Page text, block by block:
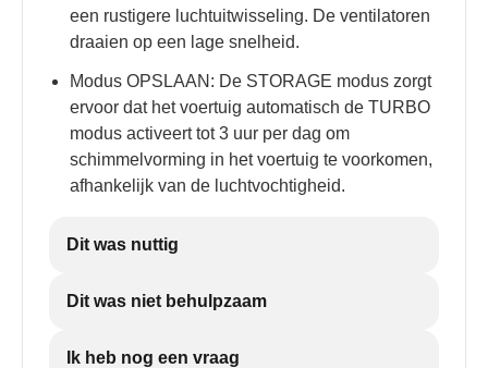
een rustigere luchtuitwisseling. De ventilatoren
draaien op een lage snelheid.
Modus OPSLAAN: De STORAGE modus zorgt
ervoor dat het voertuig automatisch de TURBO
modus activeert tot 3 uur per dag om
schimmelvorming in het voertuig te voorkomen,
afhankelijk van de luchtvochtigheid.
Dit was nuttig
Dit was niet behulpzaam
Ik heb nog een vraag